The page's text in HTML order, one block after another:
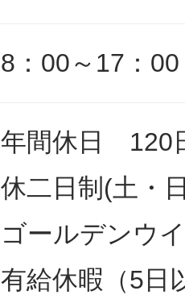
8：00～17：
年間休日 120
休二日制(土・
ゴールデンウ
有給休暇（5日